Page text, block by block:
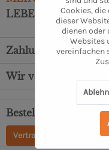
LEBENSMITTEL
Zahlungsarten
Wir versenden mit
Bestellung, Service
Vertrag widerrufen
Cookies,
dieser
dienen
Websites
vereinfachen